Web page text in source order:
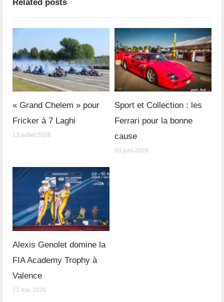
Related posts
« Grand Chelem » pour
Fricker à 7 Laghi
13 juillet 2026
Sport et Collection : les
Ferrari pour la bonne
cause
03 juin 2026
Alexis Genolet domine la
FIA Academy Trophy à
Valence
22 mai 2026